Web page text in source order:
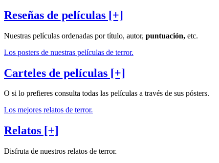
Reseñas de películas [+]
Nuestras películas ordenadas por título, autor, puntuación, etc.
Los posters de nuestras películas de terror.
Carteles de películas [+]
O si lo prefieres consulta todas las películas a través de sus pósters.
Los mejores relatos de terror.
Relatos [+]
Disfruta de nuestros relatos de terror.